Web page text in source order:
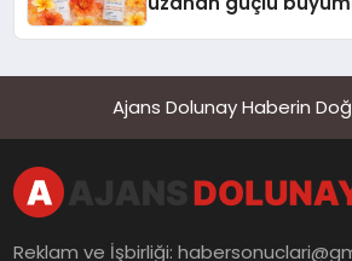
Ajans Dolunay Haberin
Reklam ve İşbirliği: